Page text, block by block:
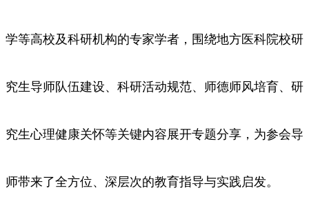
学等高校及科研机构的专家学者，围绕地方医科院校研
究生导师队伍建设、科研活动规范、师德师风培育、研
究生心理健康关怀等关键内容展开专题分享，为参会导
师带来了全方位、深层次的教育指导与实践启发。